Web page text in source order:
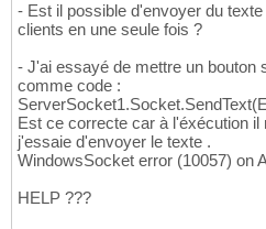
- Est il possible d'envoyer du
clients en une seule fois ?
- J'ai essayé de mettre un bouton
comme code :
Est ce correcte car à l'éxécution
j'essaie d'envoyer le texte .
WindowsSocket error (10057) on
HELP ???